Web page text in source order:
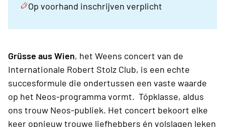
Op voorhand inschrijven verplicht
Grüsse aus Wien, het Weens concert van de
Internationale Robert Stolz Club, is een echte
succesformule die ondertussen een vaste waarde
op het Neos-programma vormt. Tópklasse, aldus
ons trouw Neos-publiek. Het concert bekoort elke
keer opnieuw trouwe liefhebbers én volslagen leken